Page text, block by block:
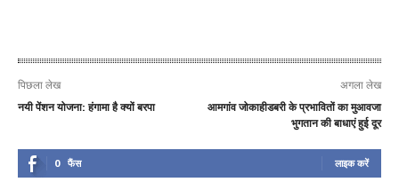
पिछला लेख
नयी पेंशन योजना: हंगामा है क्यों बरपा
अगला लेख
आमगांव जोकाहीडबरी के प्रभावितों का मुआवजा
भुगतान की बाधाएं हुई दूर
0 फैंस लाइक करें